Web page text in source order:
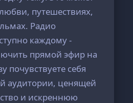
путешествиях,
Радио
каждому -
прямой эфир на
почувствуете себя
аудитории, ценящей
и искреннюю